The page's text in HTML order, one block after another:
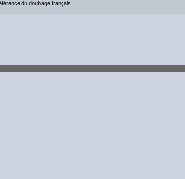
du doublage français.